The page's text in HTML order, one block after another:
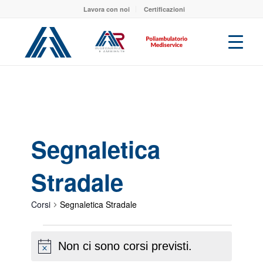
Lavora con noi Certificazioni
Segnaletica
Stradale
Corsi Segnaletica Stradale
Corsi
Notice
Non ci sono corsi previsti.